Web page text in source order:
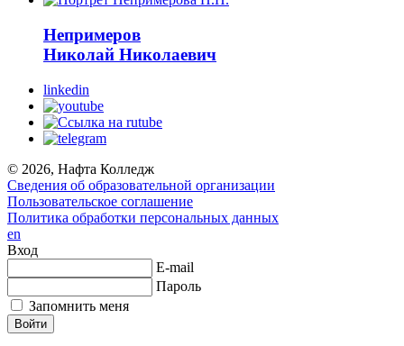
Непримеров
Николай Николаевич
linkedin
© 2026, Нафта Колледж
Сведения об образовательной организации
Пользовательское соглашение
Политика обработки персональных данных
en
Вход
E-mail
Пароль
Запомнить меня